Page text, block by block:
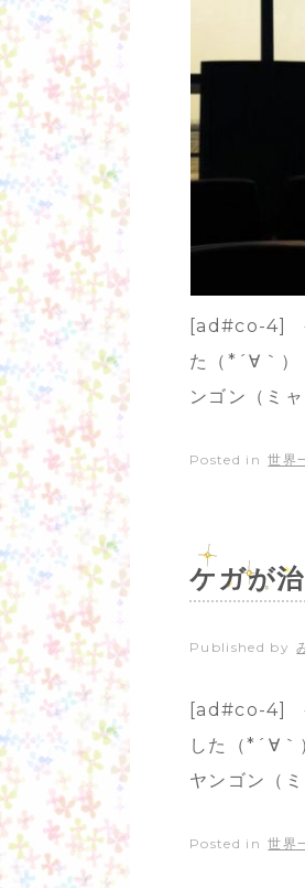
[ad#co-4]
た（*´∀｀）
ンゴン（ミ
Posted in 世界
ケガが
Published by
[ad#co-4]
した（*´∀｀
ヤンゴン（
Posted in 世界